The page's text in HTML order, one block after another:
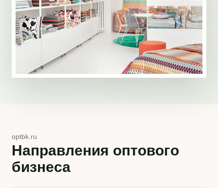
optbk.ru
Направления оптового
бизнеса